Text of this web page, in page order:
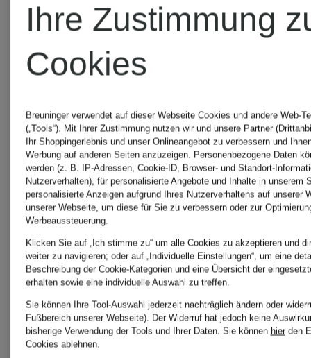
DRYKORN
Cashmere-
Pullover
TITZIAN
299,99 €
Blouson
299,99 €
Ihre Zustimmung
Cookies
Breuninger verwendet auf dieser Webseite Cookies und andere Web-
(„Tools“). Mit Ihrer Zustimmung nutzen wir und unsere Partner
Ihr Shoppingerlebnis und unser Onlineangebot zu verbessern und
Werbung auf anderen Seiten anzuzeigen. Personenbezogene Daten
werden (z. B. IP-Adressen, Cookie-ID, Browser- und Standort-
Nutzerverhalten), für personalisierte Angebote und Inhalte in unserem
personalisierte Anzeigen aufgrund Ihres Nutzerverhaltens auf unserer
unserer Webseite, um diese für Sie zu verbessern oder zur
Werbeaussteuerung.
Klicken Sie auf „Ich stimme zu“ um alle Cookies zu akzeptieren und
weiter zu navigieren; oder auf „Individuelle Einstellungen“, um eine
Beschreibung der Cookie-Kategorien und eine Übersicht der
erhalten sowie eine individuelle Auswahl zu treffen.
Sie können Ihre Tool-Auswahl jederzeit nachträglich ändern oder
Fußbereich unserer Webseite). Der Widerruf hat jedoch keine
bisherige Verwendung der Tools und Ihrer Daten. Sie können hierden
Cookies ablehnen.